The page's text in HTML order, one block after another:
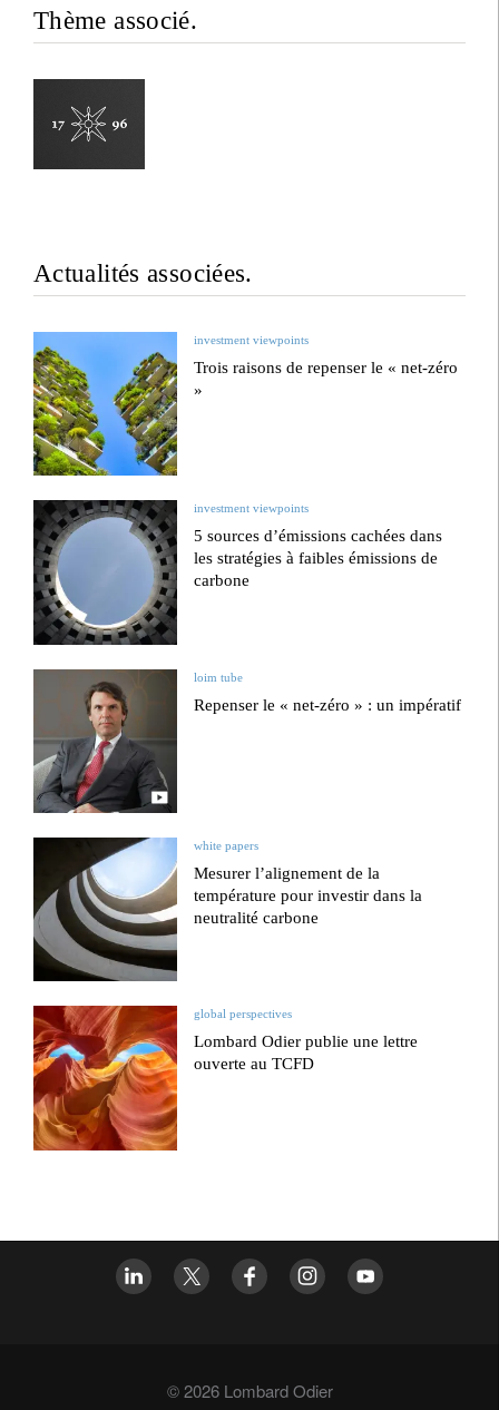
Thème associé.
Actualités associées.
investment viewpoints
Trois raisons de repenser le « net-zéro
»
investment viewpoints
5 sources d’émissions cachées dans
les stratégies à faibles émissions de
carbone
loim tube
Repenser le « net-zéro » : un impératif
white papers
Mesurer l’alignement de la
température pour investir dans la
neutralité carbone
global perspectives
Lombard Odier publie une lettre
ouverte au TCFD
© 2026 Lombard Odier